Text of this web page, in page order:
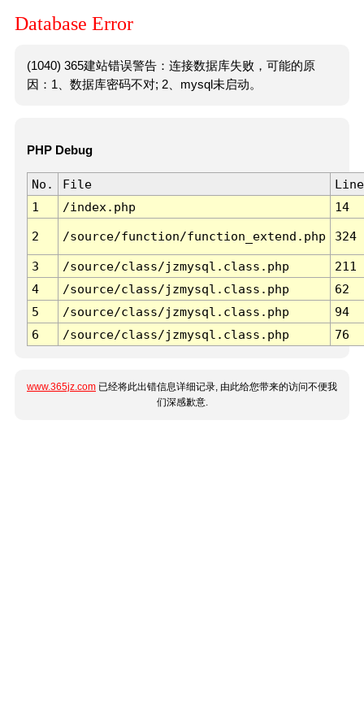
Database Error
(1040) 365建站错误警告：连接数据库失败，可能的原
因：1、数据库密码不对; 2、mysql未启动。
PHP Debug
No. File
Line
1
/index.php 14
2 /source/function/function_extend.php 324
3 /source/class/jzmysql.class.php
211
4
/source/class/jzmysql.class.php
62
5
/source/class/jzmysql.class.php
94
6
/source/class/jzmysql.class.php 76
www.365jz.com 已经将此出错信息详细记录, 由此给您带来的访问不便我
们深感歉意.